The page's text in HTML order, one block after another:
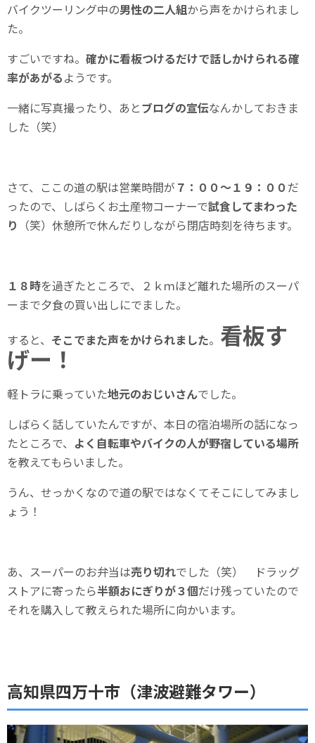
バイクツーリング中の男性の二人組から声をかけられまし
た。
すごいですね。 確かに看板つけるだけで話しかけられる確
率があがるようです。
一緒に写真撮ったり、あとブログの宣伝なんかしておきま
した（笑）
さて、ここの道の駅は営業時間が ７：００～１９：００ だ
ったので、しばらくお土産物コーナーで試食してまわった
り （笑）休憩所で休んだりしながら閉店時刻を待ちます。
１８時を過ぎたところで、２ｋｍほど離れた場所のスーパ
ーまで夕食の買い出しにでました。
すると、 そこでまた声をかけられました。 看板す
げー！
軽トラに乗っていた地元のおじいさんでした。
しばらく話していたんですが、本日の宿泊場所の話になっ
たところで、 よく自転車やバイクの人が野宿している場所
を教えてもらいました。
うん、せっかくなので道の駅ではなくてそこにしてみまし
ょう！
あ、スーパーのお弁当は売り切れでした（笑） ドラッグ
ストアに寄ったら半額おにぎりが３個だけ残っていたので
それを購入して教えられた場所に向かいます。
高知県四万十市（津波避難タワー）